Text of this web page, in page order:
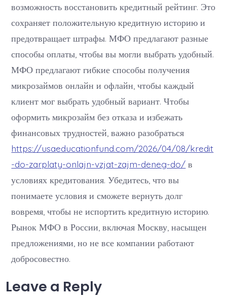
возможность восстановить кредитный рейтинг. Это
сохраняет положительную кредитную историю и
предотвращает штрафы. МФО предлагают разные
способы оплаты, чтобы вы могли выбрать удобный.
МФО предлагают гибкие способы получения
микрозаймов онлайн и офлайн, чтобы каждый
клиент мог выбрать удобный вариант. Чтобы
оформить микрозайм без отказа и избежать
финансовых трудностей, важно разобраться
https://usaeducationfund.com/2026/04/08/kredit
-do-zarplaty-onlajn-vzjat-zajm-deneg-do/ в
условиях кредитования. Убедитесь, что вы
понимаете условия и сможете вернуть долг
вовремя, чтобы не испортить кредитную историю.
Рынок МФО в России, включая Москву, насыщен
предложениями, но не все компании работают
добросовестно.
Leave a Reply